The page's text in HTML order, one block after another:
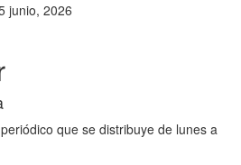
junio, 2026
que se distribuye de lunes a